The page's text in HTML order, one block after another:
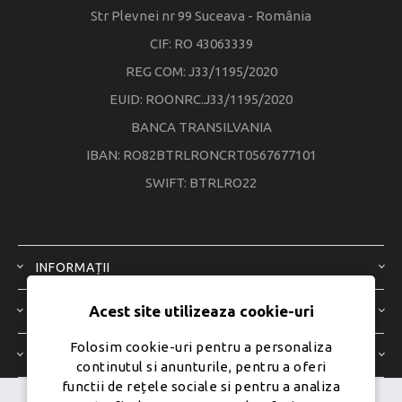
Str Plevnei nr 99 Suceava - România
CIF: RO 43063339
REG COM: J33/1195/2020
EUID: ROONRC.J33/1195/2020
BANCA TRANSILVANIA
IBAN: RO82BTRLRONCRT0567677101
SWIFT: BTRLRO22
INFORMAȚII
SERVICIU CLIENȚI
CONTUL MEU
Acest site utilizeaza cookie-uri
Folosim cookie-uri pentru a personaliza
continutul si anunturile, pentru a oferi
functii de rețele sociale si pentru a analiza